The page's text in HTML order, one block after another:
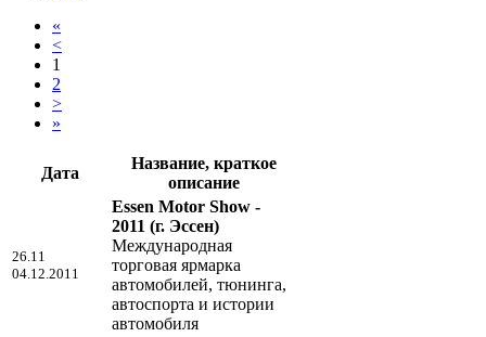
«
<
1
2
>
»
Дата
Название, краткое
описание
26.11
04.12.2011
Essen Motor Show -
2011 (г. Эссен)
Международная
торговая ярмарка
автомобилей, тюнинга,
автоспорта и истории
автомобиля